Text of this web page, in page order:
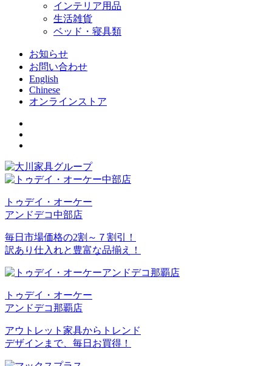
インテリア用品
生活雑貨
ベッド・寝具類
お知らせ
お問い合わせ
English
Chinese
オンラインストア
トゥデイ・オーケー
アンドデコ中部店
毎日市場価格の2割～７割引！
訳あり仕入れと豊富な品揃え！
トゥデイ・オーケー
アンドデコ那覇店
アウトレット家具からトレンド
デザインまで、毎日お買得！